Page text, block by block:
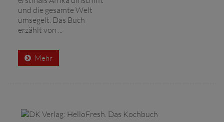
und die gesamte Welt
umsegelt. Das Buch
erzählt von ...
Mehr